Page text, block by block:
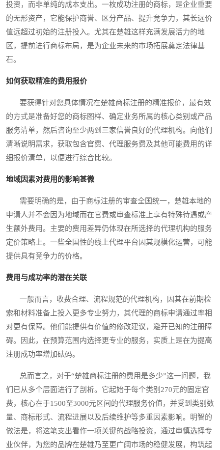
投资，而非单纯的成本支出。一枚成功注册的商标，是企业重要
的无形资产，它能保护商誉、区分产品、提升竞争力，其长远价
值远超过初始的注册投入。尤其在楚雄这样充满发展活力的地
区，提前进行商标布局，是为企业未来的市场拓展奠定法律基
石。
如何获取精准的费用报价
要获得针对您具体情况在楚雄商标注册的精准报价，最有效
的方式是准备好您的商标图样、确定业务所属的核心类别或产品
服务清单，然后咨询至少两到三家信誉良好的代理机构。向他们
清晰说明需求，获取包含官费、代理服务费及其他可能费用的详
细报价清单，以便进行综合比较。
地域因素对费用的影响甚微
需要明确的是，由于商标注册的审查全国统一，楚雄本地的
申请人并不会因为地域而在官费或审查标准上享有特殊待遇或产
生额外费用。主要的费用差异仍体现在所选择的代理机构的服务
定价策略上。一些全国性的线上代理平台因其规模化运营，可能
提供具有竞争力的价格。
费用与成功率的潜在关联
一般而言，收费合理、流程规范的代理机构，因其在前期检
索和材料准备上投入更多专业努力，其代理的商标申请通过率相
对更有保障。他们能提供有价值的修改建议，避开已知的注册障
碍。因此，在预算范围内选择更专业的服务，实质上是在为提高
注册成功率增加砝码。
总而言之，对于“楚雄商标注册的费用是多少”这一问题，我
们已从多个层面进行了剖析。它起始于每个类别270元的固定官
费，核心在于1500至3000元区间的代理服务价值，并受到类别数
量、商标形式、流程进展以及后续维护等多重因素影响。明智的
做法是，将这笔支出看作一项关键的战略投资，通过审慎选择专
业伙伴，为您的品牌在楚雄乃至更广阔市场的稳健发展，构筑起